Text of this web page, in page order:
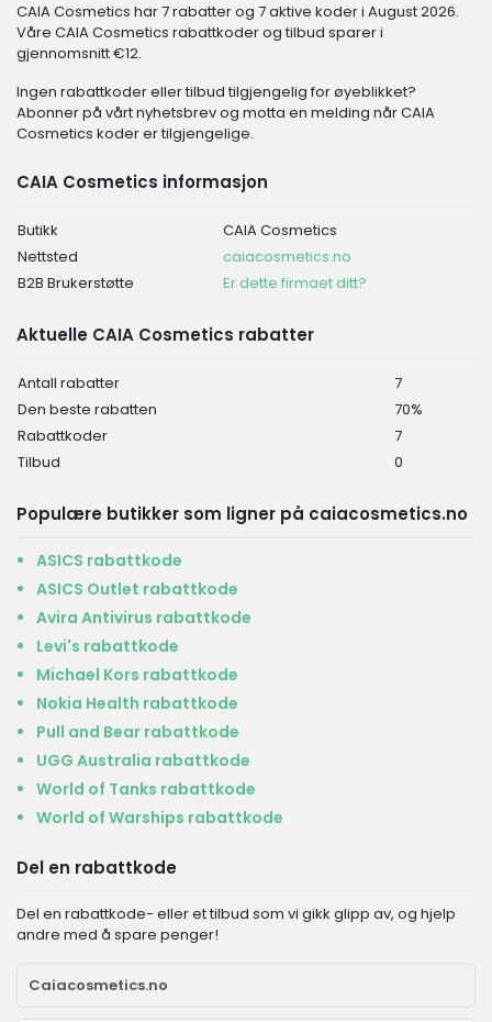
CAIA Cosmetics har 7 rabatter og 7 aktive koder i August 2026.
Våre CAIA Cosmetics rabattkoder og tilbud sparer i
gjennomsnitt €12.
Ingen rabattkoder eller tilbud tilgjengelig for øyeblikket?
Abonner på vårt nyhetsbrev og motta en melding når CAIA
Cosmetics koder er tilgjengelige.
CAIA Cosmetics informasjon
Butikk
CAIA Cosmetics
Nettsted
caiacosmetics.no
B2B Brukerstøtte
Er dette firmaet ditt?
Aktuelle CAIA Cosmetics rabatter
Antall rabatter
7
Den beste rabatten
70%
Rabattkoder
7
Tilbud
0
Populære butikker som ligner på caiacosmetics.no
ASICS rabattkode
ASICS Outlet rabattkode
Avira Antivirus rabattkode
Levi's rabattkode
Michael Kors rabattkode
Nokia Health rabattkode
Pull and Bear rabattkode
UGG Australia rabattkode
World of Tanks rabattkode
World of Warships rabattkode
Del en rabattkode
Del en rabattkode- eller et tilbud som vi gikk glipp av, og hjelp
andre med å spare penger!